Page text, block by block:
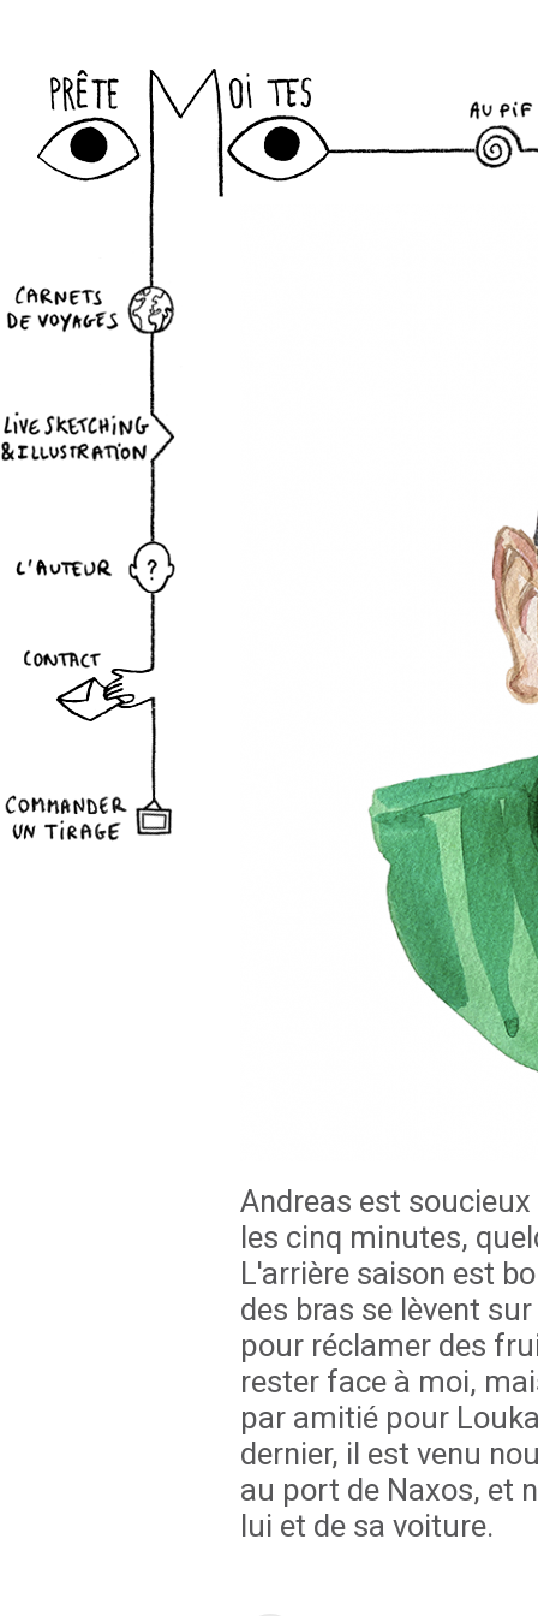
au-pif
Andreas est
les cinq minutes,
L'arrière saison est
des bras se lèvent
pour réclamer des
rester face à moi,
par amitié pour
dernier, il est venu
au port de Naxos, et
lui et de sa voiture.